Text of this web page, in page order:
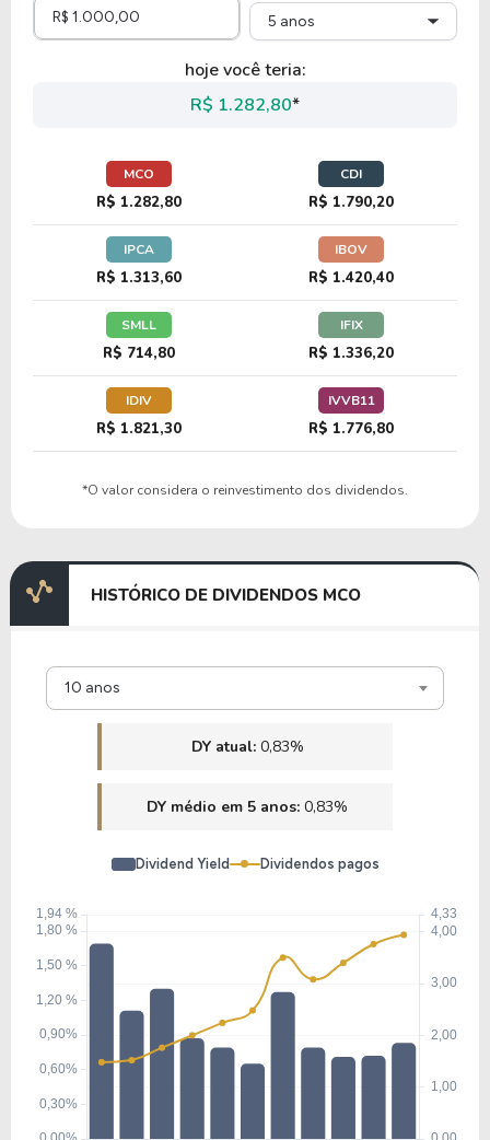
23,84 6,19%
VSEC
104,71 1,87% 0,21%
12,99 3,08 23,70% 0,00%
34,21 5,03 14,71%
18,85 2,12 11,22%
5 anos
hoje você teria:
R$ 1.282,80*
MCO
R$ 1.282,80
CDI
R$ 1.790,20
IPCA
R$ 1.313,60
IBOV
R$ 1.420,40
SMLL
R$ 714,80
IFIX
R$ 1.336,20
IDIV
R$ 1.821,30
IVVB11
R$ 1.776,80
*O valor considera o reinvestimento dos dividendos.
HISTÓRICO DE DIVIDENDOS MCO
10 anos
DY atual: 0,83%
DY médio em 5 anos: 0,83%
Dividend Yield Dividendos pagos